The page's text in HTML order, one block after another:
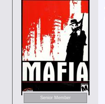
Senior Member